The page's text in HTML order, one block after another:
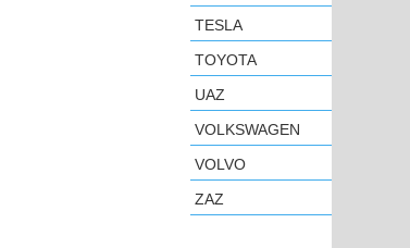
TESLA
TOYOTA
UAZ
VOLKSWAGEN
VOLVO
ZAZ